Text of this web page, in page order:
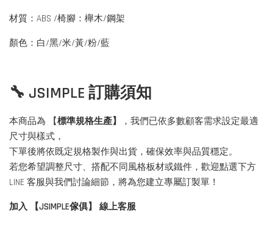
材質：ABS /椅腳：櫸木/鋼架
顏色：白/黑/米/黃/粉/藍
🔧 JSIMPLE 訂購須知
本商品為 【標準規格生產】
，我們已依多數顧客需求設定最適
尺寸與樣式，
下單後將依既定規格製作與出貨，確保效率與品質穩定。
若您希望調整尺寸、搭配不同風格板材或鐵件，歡迎點選下方
LINE 客服與我們討論細節，將為您建立專屬訂製單！
加入 【JSIMPLE傢俱】 線上客服